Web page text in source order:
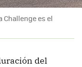
Challenge es el
del